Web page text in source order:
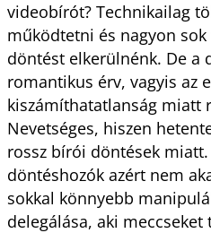
videobírót? Technikailag
működtetni és nagyon
döntést elkerülnénk. De a
romantikus érv, vagyis az
kiszámíthatatlanság miatt
Nevetséges, hiszen
rossz bírói döntések
döntéshozók azért nem
sokkal könnyebb
delegálása, aki